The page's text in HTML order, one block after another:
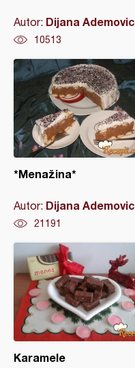
Autor: Dijana Ademovic
10513
*Menažina*
Autor: Dijana Ademovic
21191
Karamele